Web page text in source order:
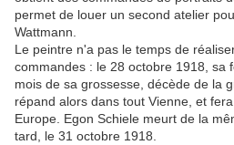
permet de louer un second atelier
Wattmann.
Le peintre n'a pas le temps de
commandes : le 28 octobre 1918, sa
mois de sa grossesse, décède de la
répand alors dans tout Vienne, et
Europe. Egon Schiele meurt de la
tard, le 31 octobre 1918.